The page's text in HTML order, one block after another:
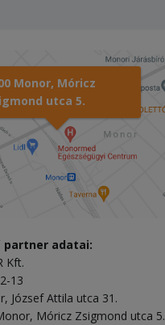
Monor, Móricz
utca 5.
partner adatai:
Kft.
13
József Attila utca 31.
Móricz Zsigmond utca 5.